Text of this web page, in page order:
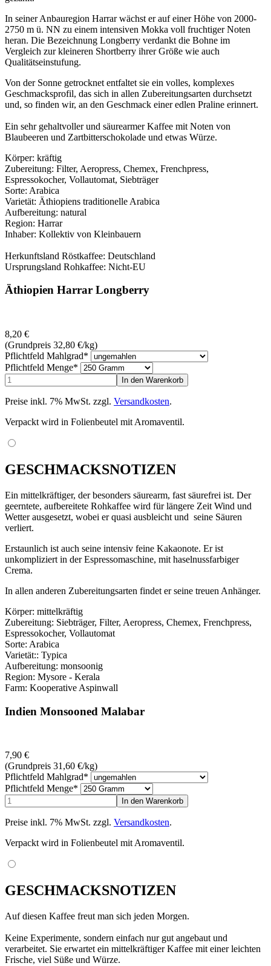
In seiner Anbauregion Harrar wächst er auf einer Höhe von 2000-
2750 m ü. NN zu einem intensiven Mokka voll fruchtiger Noten
heran. Die Bezeichnung Longberry verdankt die Bohne im
Vergleich zur kleineren Shortberry ihrer Größe wie auch
Qualitätseinstufung.
Von der Sonne getrocknet entfaltet sie ein volles, komplexes
Geschmacksprofil, das sich in allen Zubereitungsarten durchsetzt
und, so finden wir, an den Geschmack einer edlen Praline erinnert.
Ein sehr gehaltvoller und säurearmer Kaffee mit Noten von
Blaubeeren und Zartbitterschokolade und etwas Würze.
Körper: kräftig
Zubereitung: Filter, Aeropress, Chemex, Frenchpress,
Espressokocher, Vollautomat, Siebträger
Sorte: Arabica
Varietät: Äthiopiens traditionelle Arabica
Aufbereitung: natural
Region: Harrar
Inhaber: Kollektiv von Kleinbauern
Herkunftsland Röstkaffee: Deutschland
Ursprungsland Rohkaffee: Nicht-EU
Äthiopien Harrar Longberry
8,20 €
(Grundpreis 32,80 €/kg)
Pflichtfeld Mahlgrad*
Pflichtfeld Menge*
Preise inkl. 7% MwSt. zzgl. Versandkosten.
Verpackt wird in Folienbeutel mit Aromaventil.
GESCHMACKSNOTIZEN
Ein mittelkräftiger, der besonders säurearm, fast säurefrei ist. Der
geerntete, aufbereitete Rohkaffee wird für längere Zeit Wind und
Wetter ausgesetzt, wobei er quasi ausbleicht und seine Säuren
verliert.
Erstaunlich ist auch seine intensiv feine Kakaonote. Er ist
unkompliziert in der Espressomaschine, mit haselnussfarbiger
Crema.
In allen anderen Zubereitungsarten findet er seine treuen Anhänger.
Körper: mittelkräftig
Zubereitung: Siebträger, Filter, Aeropress, Chemex, Frenchpress,
Espressokocher, Vollautomat
Sorte: Arabica
Varietät:: Typica
Aufbereitung: monsoonig
Region: Mysore - Kerala
Farm: Kooperative Aspinwall
Indien Monsooned Malabar
7,90 €
(Grundpreis 31,60 €/kg)
Pflichtfeld Mahlgrad*
Pflichtfeld Menge*
Preise inkl. 7% MwSt. zzgl. Versandkosten.
Verpackt wird in Folienbeutel mit Aromaventil.
GESCHMACKSNOTIZEN
Auf diesen Kaffee freut man sich jeden Morgen.
Keine Experimente, sondern einfach nur gut angebaut und
verarbeitet. Sie erwartet ein mittelkräftiger Kaffee mit einer leichten
Frische, viel Süße und Würze.